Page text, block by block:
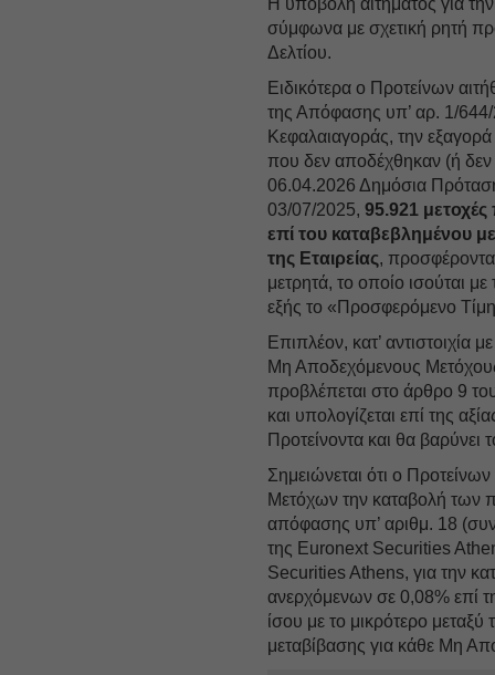
σύμφωνα με σχετική ρητή
Δελτίου.
Ειδικότερα ο Προτείνων
της Απόφασης υπ’ αρ. 1/644/
Κεφαλαιαγοράς, την
που δεν αποδέχθηκαν (ή
06.04.2026 Δημόσια
03/07/2025,95.921
επί του καταβεβλημένου
της Εταιρείας,
μετρητά, το οποίο ισούται
εξής το «Προσφερόμενο
Επιπλέον, κατ’
Μη Αποδεχόμενους
προβλέπεται στο άρθρο 9
και υπολογίζεται επί της
Προτείνοντα και θα
Σημειώνεται ότι ο
Μετόχων την καταβολή των
απόφασης υπ’ αριθμ. 18
της Euronext Securities
Securities Athens, για την
ανερχόμενων σε 0,08% επί
ίσου με το μικρότερο
μεταβίβασης για κάθε Μη